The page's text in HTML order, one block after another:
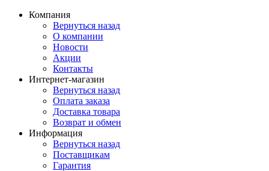
Компания
Вернуться назад
О компании
Новости
Акции
Контакты
Интернет-магазин
Вернуться назад
Оплата заказа
Доставка товара
Возврат и обмен
Информация
Вернуться назад
Поставщикам
Гарантия